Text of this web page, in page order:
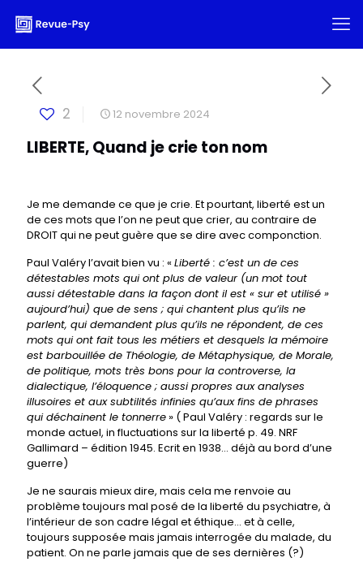
2 12 novembre 2024
LIBERTE, Quand je crie ton nom
Je me demande ce que je crie. Et pourtant, liberté est un
de ces mots que l’on ne peut que crier, au contraire de
DROIT qui ne peut guère que se dire avec componction.
Paul Valéry l’avait bien vu : « Liberté : c’est un de ces
détestables mots qui ont plus de valeur (un mot tout
aussi détestable dans la façon dont il est « sur et utilisé »
aujourd’hui) que de sens ; qui chantent plus qu’ils ne
parlent, qui demandent plus qu’ils ne répondent, de ces
mots qui ont fait tous les métiers et desquels la mémoire
est barbouillée de Théologie, de Métaphysique, de Morale,
de politique, mots très bons pour la controverse, la
dialectique, l’éloquence ; aussi propres aux analyses
illusoires et aux subtilités infinies qu’aux fins de phrases
qui déchainent le tonnerre » ( Paul Valéry : regards sur le
monde actuel, in fluctuations sur la liberté p. 49. NRF
Gallimard – édition 1945. Ecrit en 1938… déjà au bord d’une
guerre)
Je ne saurais mieux dire, mais cela me renvoie au
problème toujours mal posé de la liberté du psychiatre, à
l’intérieur de son cadre légal et éthique… et à celle,
toujours supposée mais jamais interrogée du malade, du
patient. On ne parle jamais que de ses dernières (?)